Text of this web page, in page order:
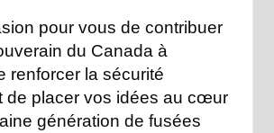
pour vous de contribuer
du Canada à
renforcer la sécurité
de placer vos idées au cœur
génération de fusées